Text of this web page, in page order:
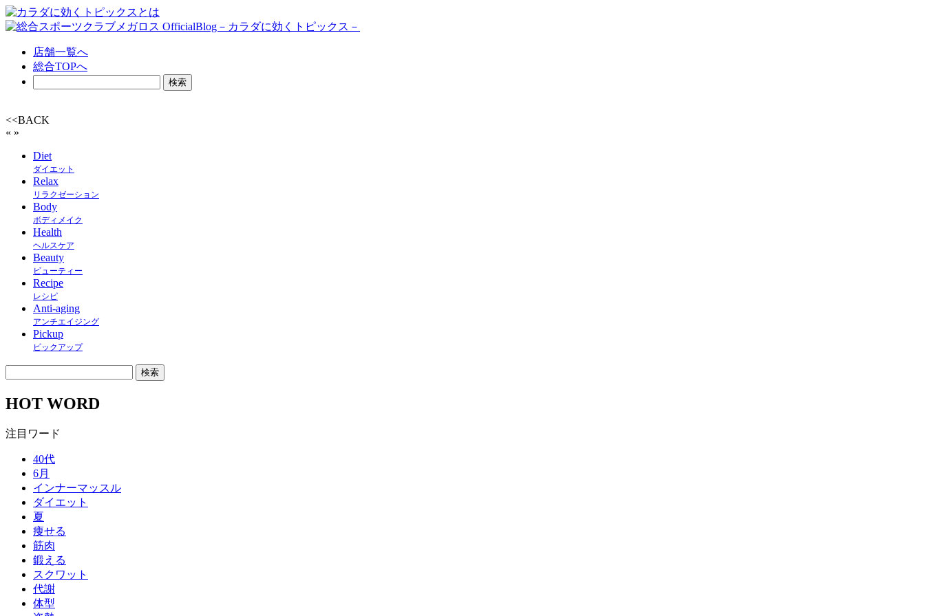
店舗一覧へ
総合TOPへ
<<BACK
« »
Diet
ダイエット
Relax
リラクゼーション
Body
ボディメイク
Health
ヘルスケア
Beauty
ビューティー
Recipe
レシピ
Anti-aging
アンチエイジング
Pickup
ピックアップ
HOT WORD
注目ワード
40代
6月
インナーマッスル
ダイエット
夏
痩せる
筋肉
鍛える
スクワット
代謝
体型